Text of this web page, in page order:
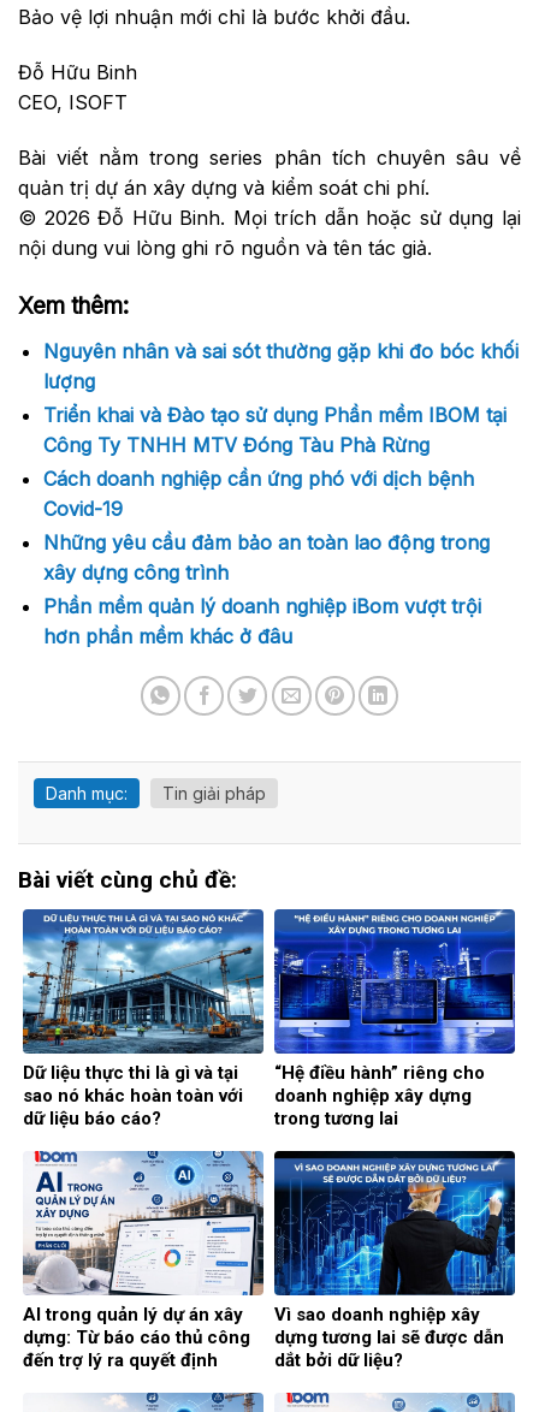
Bảo vệ lợi nhuận mới chỉ là bước khởi đầu.
Đỗ Hữu Binh
CEO, ISOFT
Bài viết nằm trong series phân tích chuyên sâu về
quản trị dự án xây dựng và kiểm soát chi phí.
© 2026 Đỗ Hữu Binh. Mọi trích dẫn hoặc sử dụng lại
nội dung vui lòng ghi rõ nguồn và tên tác giả.
Xem thêm:
Nguyên nhân và sai sót thường gặp khi đo bóc khối
lượng
Triển khai và Đào tạo sử dụng Phần mềm IBOM tại
Công Ty TNHH MTV Đóng Tàu Phà Rừng
Cách doanh nghiệp cần ứng phó với dịch bệnh
Covid-19
Những yêu cầu đảm bảo an toàn lao động trong
xây dựng công trình
Phần mềm quản lý doanh nghiệp iBom vượt trội
hơn phần mềm khác ở đâu
Danh mục: Tin giải pháp
Bài viết cùng chủ đề:
Dữ liệu thực thi là gì và tại
sao nó khác hoàn toàn với
dữ liệu báo cáo?
“Hệ điều hành” riêng cho
doanh nghiệp xây dựng
trong tương lai
AI trong quản lý dự án xây
dựng: Từ báo cáo thủ công
đến trợ lý ra quyết định
Vì sao doanh nghiệp xây
dựng tương lai sẽ được dẫn
dắt bởi dữ liệu?